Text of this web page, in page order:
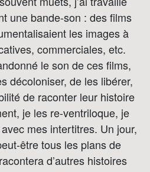
une bande-son : des films
les images à
commerciales, etc.
le son de ces films,
décoloniser, de les libérer,
de raconter leur histoire
je les re-ventriloque, je
mes intertitres. Un jour,
être tous les plans de
d’autres histoires